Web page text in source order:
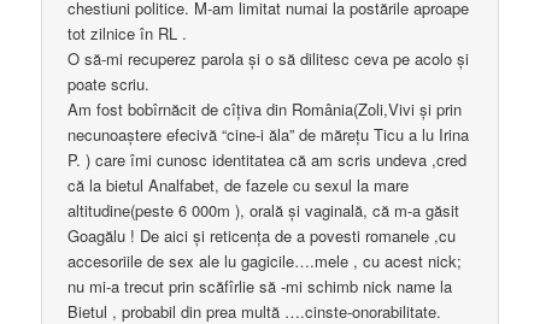
chestiuni politice. M-am limitat numai la postările aproape
tot zilnice în RL .
O să-mi recuperez parola şi o să dilitesc ceva pe acolo şi
poate scriu.
Am fost bobîrnăcit de cîţiva din România(Zoli,Vivi şi prin
necunoaştere efecivă “cine-i ăla” de măreţu Ticu a lu Irina
P. ) care îmi cunosc identitatea că am scris undeva ,cred
că la bietul Analfabet, de fazele cu sexul la mare
altitudine(peste 6 000m ), orală şi vaginală, că m-a găsit
Goagălu ! De aici şi reticenţa de a povesti romanele ,cu
accesoriile de sex ale lu gagicile….mele , cu acest nick;
nu mi-a trecut prin scăfîrlie să -mi schimb nick name la
Bietul , probabil din prea multă ….cinste-onorabilitate.